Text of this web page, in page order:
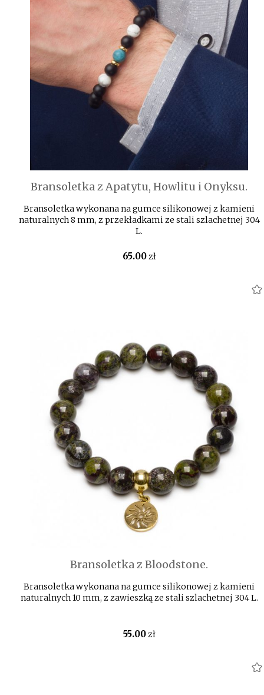
Bransoletka z Apatytu, Howlitu i Onyksu.
Bransoletka wykonana na gumce silikonowej z kamieni
naturalnych 8 mm, z przekładkami ze stali szlachetnej 304
L.
65.00zł
Bransoletka z Bloodstone.
Bransoletka wykonana na gumce silikonowej z kamieni
naturalnych 10 mm, z zawieszką ze stali szlachetnej 304 L.
55.00 zł